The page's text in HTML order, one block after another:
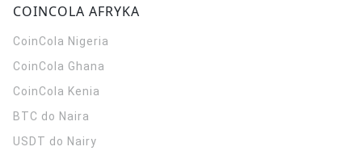
COINCOLA AFRYKA
CoinCola Nigeria
CoinCola Ghana
CoinCola Kenia
BTC do Naira
USDT do Nairy